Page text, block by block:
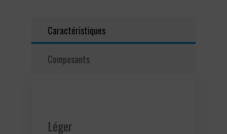
Caractéristiques
Composants
Léger